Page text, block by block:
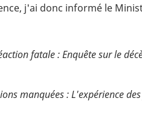
j'ai donc informé le
fatale : Enquête sur le
manquées : L'expérience